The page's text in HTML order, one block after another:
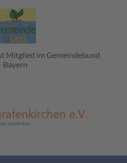
Mitglied im Gemeindebund
Bayern